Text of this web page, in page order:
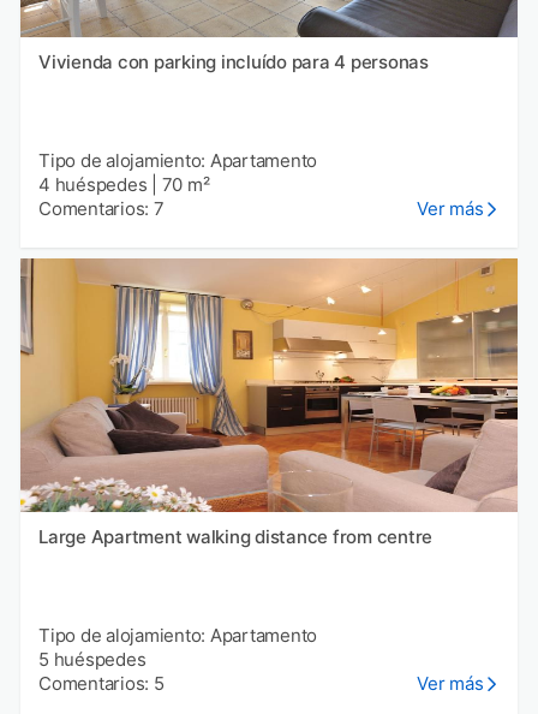
Vivienda con parking incluído para 4 personas
Tipo de alojamiento: Apartamento
4 huéspedes
70 m²
Comentarios: 7
Ver más
Large Apartment walking distance from centre
Tipo de alojamiento: Apartamento
5 huéspedes
Comentarios: 5
Ver más